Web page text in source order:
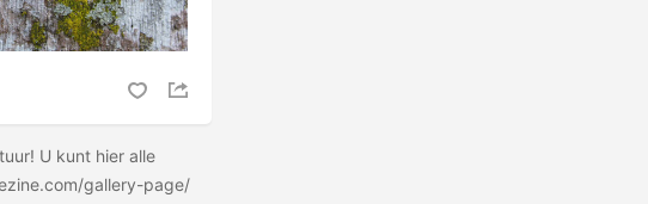
U kunt hier alle
gallery-page/